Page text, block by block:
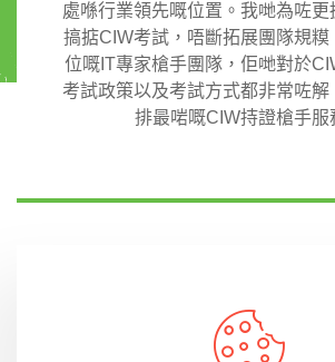
處喺行業領先嘅位置。我哋為咗更
搞掂CIW考試，唔斷拓展團隊規糢
位嘅IT專家槍手團隊，佢哋對於
考試政策以及考試方式都非常咗解
排最啱嘅CIW持證槍手服